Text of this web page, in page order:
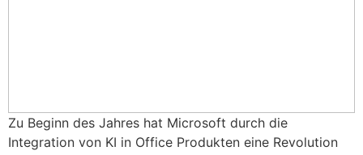
Zu Beginn des Jahres hat Microsoft durch die
Integration von KI in Office Produkten eine Revolution